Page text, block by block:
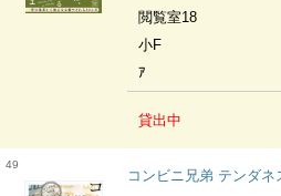
閲覧室18
小F
ｱ
貸出中
49
コンビニ兄弟 テンダ